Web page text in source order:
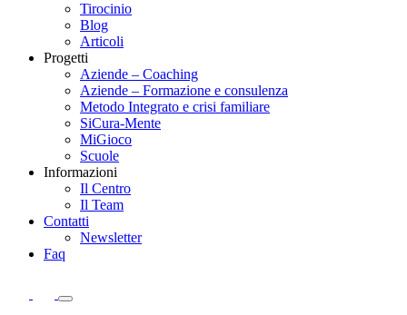
Tirocinio
Blog
Articoli
Progetti
Aziende – Coaching
Aziende – Formazione e consulenza
Metodo Integrato e crisi familiare
SiCura-Mente
MiGioco
Scuole
Informazioni
Il Centro
Il Team
Contatti
Newsletter
Faq